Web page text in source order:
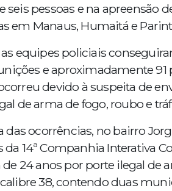
seis pessoas e na apreensão
em Manaus, Humaitá e
as equipes policiais
e aproximadamente 91
devido à suspeita de
de arma de fogo, roubo e
das ocorrências, no bairro
da 14ª Companhia Interativa
24 anos por porte ilegal de
38, contendo duas